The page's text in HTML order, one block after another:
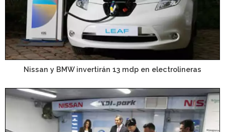
Nissan y BMW invertirán 13 mdp en electrolineras